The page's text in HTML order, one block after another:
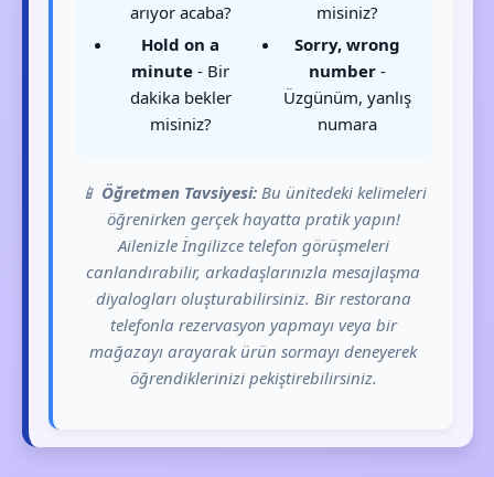
arıyor acaba?
Hold on a
minute - Bir
dakika bekler
misiniz?
misiniz?
Sorry, wrong
number -
Üzgünüm, yanlış
numara
📱 Öğretmen Tavsiyesi:Bu ünitedeki kelimeleri
öğrenirken gerçek hayatta pratik yapın!
Ailenizle İngilizce telefon görüşmeleri
canlandırabilir, arkadaşlarınızla mesajlaşma
diyalogları oluşturabilirsiniz. Bir restorana
telefonla rezervasyon yapmayı veya bir
mağazayı arayarak ürün sormayı deneyerek
öğrendiklerinizi pekiştirebilirsiniz.